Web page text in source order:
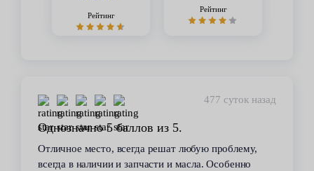
Рейтинг
Рейтинг
477 суток назад
Однозначно 5 баллов из 5.
Отличное место, всегда решат любую проблему,
всегда в наличии и запчасти и масла. Особенно